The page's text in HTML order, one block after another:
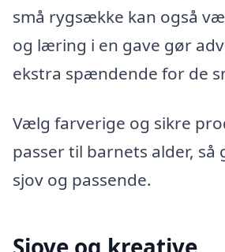
små rygsække kan også
og læring i en gave gør
ekstra spændende for de
Vælg farverige og sikre
passer til barnets alder, så
sjov og passende.